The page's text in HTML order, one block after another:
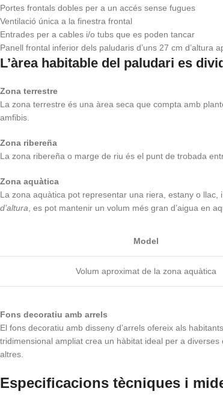
Portes frontals dobles per a un accés sense fugues
Ventilació única a la finestra frontal
Entrades per a cables i/o tubs que es poden tancar
Panell frontal inferior dels paludaris d’uns 27 cm d’altura
L’àrea habitable del paludari es
Zona terrestre
La zona terrestre és una àrea seca que compta amb
amfibis.
Zona ribereña
La zona ribereña o marge de riu és el punt de trobada
Zona aquàtica
La zona aquàtica pot representar una riera, estany o
d’altura , es pot mantenir un volum més gran d’aigua en
Model
Volum aproximat de la zona aquàtica
Fons decoratiu amb arrels
El fons decoratiu amb disseny d’arrels ofereix als
tridimensional ampliat crea un hàbitat ideal per a
altres.
Especificacions tècniques i